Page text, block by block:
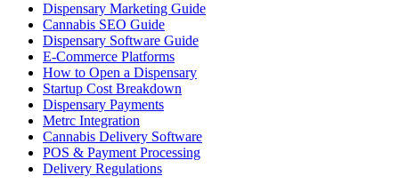
Dispensary Marketing Guide
Cannabis SEO Guide
Dispensary Software Guide
E-Commerce Platforms
How to Open a Dispensary
Startup Cost Breakdown
Dispensary Payments
Metrc Integration
Cannabis Delivery Software
POS & Payment Processing
Delivery Regulations